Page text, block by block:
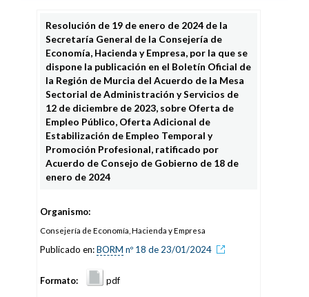
Resolución de 19 de enero de 2024 de la
Secretaría General de la Consejería de
Economía, Hacienda y Empresa, por la que se
dispone la publicación en el Boletín Oficial de
la Región de Murcia del Acuerdo de la Mesa
Sectorial de Administración y Servicios de
12 de diciembre de 2023, sobre Oferta de
Empleo Público, Oferta Adicional de
Estabilización de Empleo Temporal y
Promoción Profesional, ratificado por
Acuerdo de Consejo de Gobierno de 18 de
enero de 2024
Organismo:
Consejería de Economía, Hacienda y Empresa
Publicado en:BORM nº 18 de 23/01/2024
Formato: pdf